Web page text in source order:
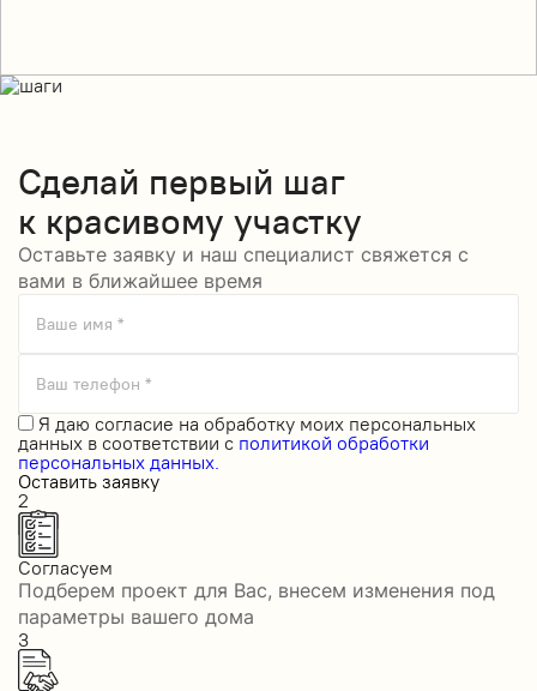
Сделай первый шаг
к красивому участку
Оставьте заявку и наш специалист свяжется с
вами в ближайшее время
Ваше имя *
Ваш телефон *
Я даю согласие на обработку моих персональных
данных в соответствии с политикой обработки
персональных данных.
Оставить заявку
2
Согласуем
Подберем проект для Вас, внесем изменения под
параметры вашего дома
3